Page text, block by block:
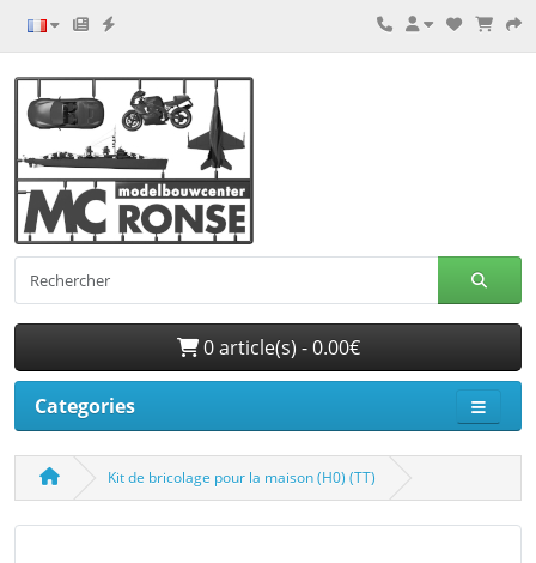
0 article(s) - 0.00€
Categories
Kit de bricolage pour la maison (H0) (TT)